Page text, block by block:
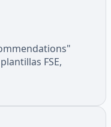
FSE,